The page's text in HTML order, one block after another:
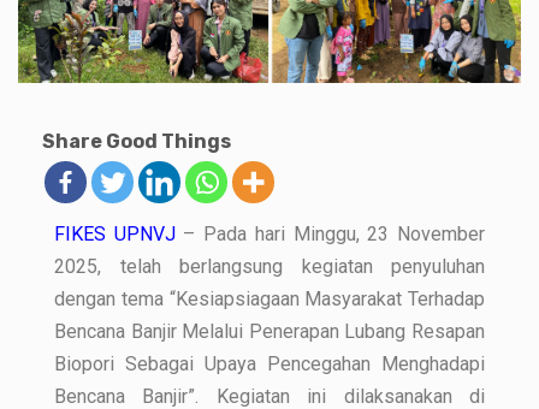
Share Good Things
FIKES UPNVJ – Pada hari Minggu, 23 November
2025, telah berlangsung kegiatan penyuluhan
dengan tema “Kesiapsiagaan Masyarakat Terhadap
Bencana Banjir Melalui Penerapan Lubang Resapan
Biopori Sebagai Upaya Pencegahan Menghadapi
Bencana Banjir”. Kegiatan ini dilaksanakan di